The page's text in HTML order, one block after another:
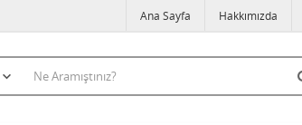
Ana Sayfa Hakkımızda